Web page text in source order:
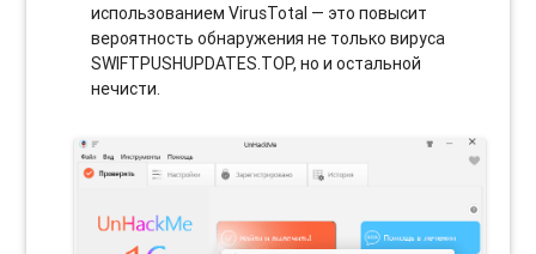
использованием VirusTotal — это повысит
вероятность обнаружения не только вируса
SWIFTPUSHUPDATES.TOP, но и остальной
нечисти.